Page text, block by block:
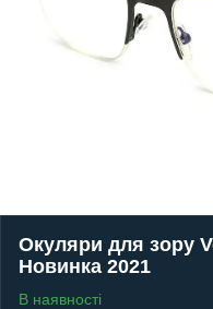
Окуляри для зору
Новинка 2021
В наявності